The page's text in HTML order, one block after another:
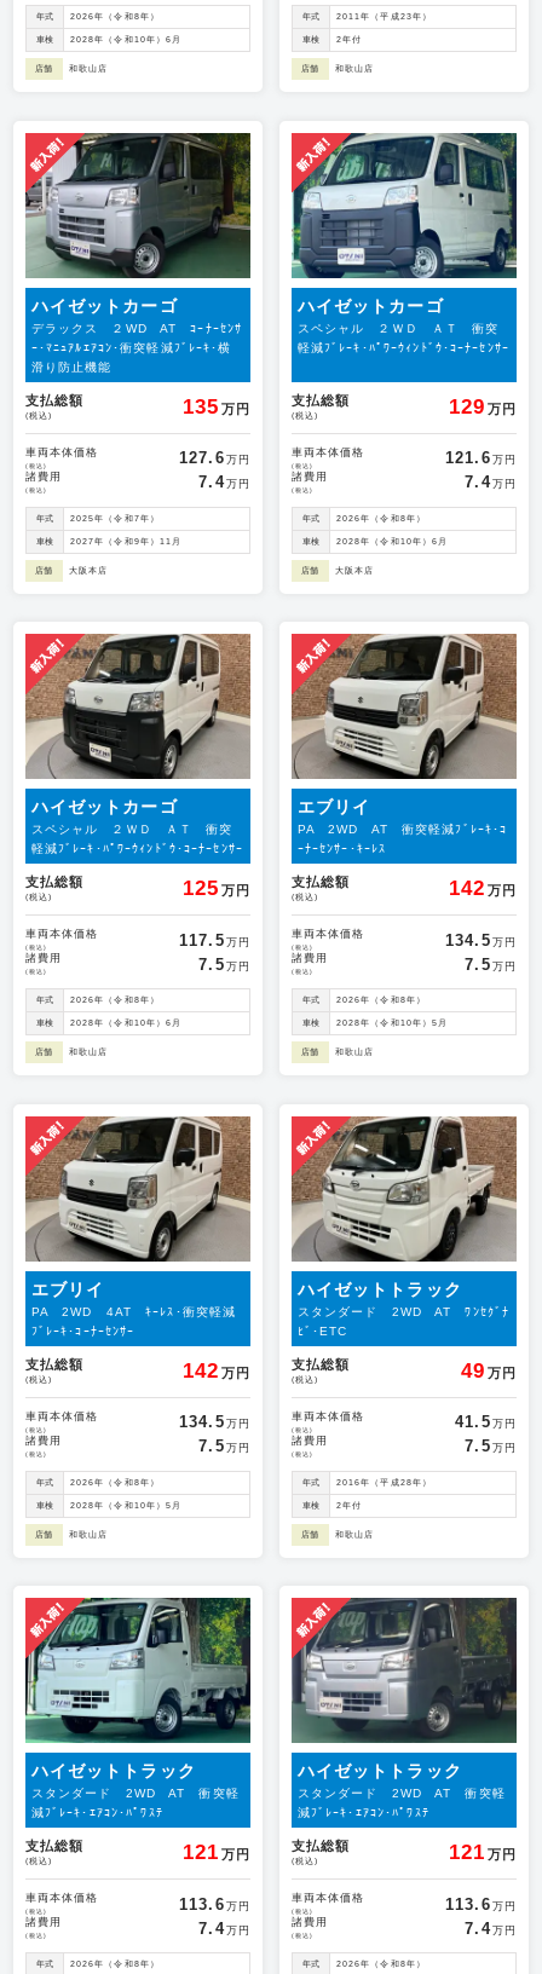
年式 2026年（令和8年）
車検 2028年（令和10年）6月
店舗 和歌山店
年式 2011年（平成23年）
車検 2年付
店舗 和歌山店
ハイゼットカーゴ
デラックス ２WD AT ｺｰﾅｰｾﾝｻ
ｰ･ﾏﾆｭｱﾙｴｱｺﾝ･衝突軽減ﾌﾞﾚｰｷ･横
滑り防止機能
支払総額
(税込) 135 万円
車両本体価格
(税込) 127.6 万円
諸費用
(税込) 7.4万円
年式 2025年（令和7年）
車検 2027年（令和9年）11月
店舗 大阪本店
ハイゼットカーゴ
スペシャル ２ＷＤ ＡＴ 衝突
軽減ﾌﾞﾚｰｷ･ﾊﾟﾜｰｳｨﾝﾄﾞｳ･ｺｰﾅｰｾﾝｻｰ
支払総額
(税込) 129 万円
車両本体価格
(税込) 121.6 万円
諸費用
(税込) 7.4万円
年式 2026年（令和8年）
車検 2028年（令和10年）6月
店舗 大阪本店
ハイゼットカーゴ
スペシャル ２ＷＤ ＡＴ 衝突
軽減ﾌﾞﾚｰｷ･ﾊﾟﾜｰｳｨﾝﾄﾞｳ･ｺｰﾅｰｾﾝｻｰ
支払総額
(税込) 125 万円
車両本体価格
(税込) 117.5 万円
諸費用
(税込) 7.5 万円
年式 2026年（令和8年）
車検 2028年（令和10年）6月
店舗 和歌山店
エブリイ
PA 2WD AT 衝突軽減ﾌﾞﾚｰｷ･ｺ
ｰﾅｰｾﾝｻｰ･ｷｰﾚｽ
支払総額
(税込) 142 万円
車両本体価格
(税込) 134.5 万円
諸費用
(税込) 7.5 万円
年式 2026年（令和8年）
車検 2028年（令和10年）5月
店舗 和歌山店
エブリイ
PA 2WD 4AT ｷｰﾚｽ･衝突軽減
ﾌﾞﾚｰｷ･ｺｰﾅｰｾﾝｻｰ
支払総額
(税込) 142 万円
車両本体価格
(税込) 134.5 万円
諸費用
(税込) 7.5 万円
年式 2026年（令和8年）
車検 2028年（令和10年）5月
店舗 和歌山店
ハイゼットトラック
スタンダード 2WD AT ﾜﾝｾｸﾞﾅ
ﾋﾞ･ETC
支払総額
(税込) 49 万円
車両本体価格
(税込) 41.5 万円
諸費用
(税込) 7.5 万円
年式 2016年（平成28年）
車検 2年付
店舗 和歌山店
ハイゼットトラック
スタンダード 2WD AT 衝突軽
減ﾌﾞﾚｰｷ･ｴｱｺﾝ･ﾊﾟﾜｽﾃ
支払総額
(税込) 121 万円
車両本体価格
(税込) 113.6 万円
諸費用
(税込) 7.4万円
年式 2026年（令和8年）
ハイゼットトラック
スタンダード 2WD AT 衝突軽
減ﾌﾞﾚｰｷ･ｴｱｺﾝ･ﾊﾟﾜｽﾃ
支払総額
(税込) 121 万円
車両本体価格
(税込) 113.6 万円
諸費用
(税込) 7.4万円
年式 2026年（令和8年）